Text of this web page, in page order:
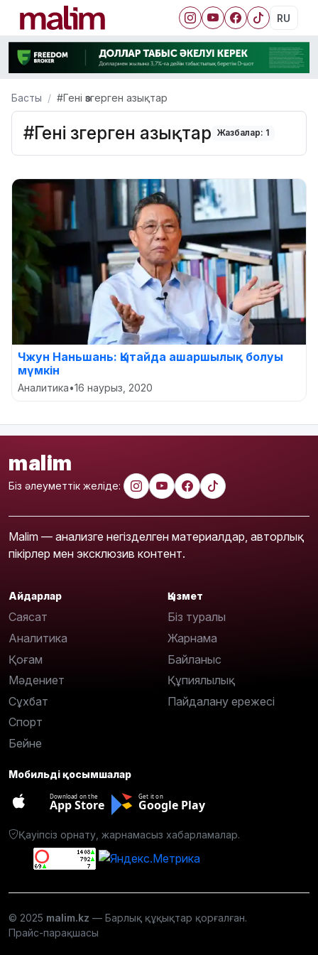
RU
Басты #Гені өзгерген азықтар
#Гені өзгерген азықтар Жазбалар: 1
Чжун Наньшань: Қытайда ашаршылық болуы
мүмкін
Аналитика•16 наурыз, 2020
malim
Біз әлеуметтік желіде:
Malim — анализге негізделген материалдар, авторлық
пікірлер мен эксклюзив контент.
Айдарлар
Саясат
Аналитика
Қоғам
Мәдениет
Сұхбат
Спорт
Бейне
Қызмет
Біз туралы
Жарнама
Байланыс
Құпиялылық
Пайдалану ережесі
Мобильді қосымшалар
Download on the
App Store
Get it on
Google Play
Қауіпсіз орнату, жарнамасыз хабарламалар.
© 2025 malim.kz — Барлық құқықтар қорғалған.
Прайс-парақшасы